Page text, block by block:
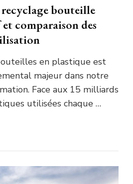
bouteille
comparaison des
en plastique est
majeur dans notre
Face aux 15 milliards
utilisées chaque …